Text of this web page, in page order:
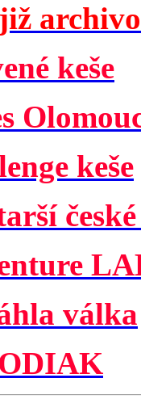
keše
keše
české
válka